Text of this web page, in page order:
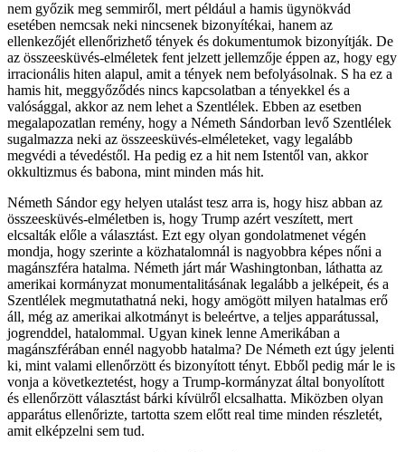
nem győzik meg semmiről, mert például a hamis ügynökvád
esetében nemcsak neki nincsenek bizonyítékai, hanem az
ellenkezőjét ellenőrizhető tények és dokumentumok bizonyítják. De
az összeesküvés-elméletek fent jelzett jellemzője éppen az, hogy egy
irracionális hiten alapul, amit a tények nem befolyásolnak. S ha ez a
hamis hit, meggyőződés nincs kapcsolatban a tényekkel és a
valósággal, akkor az nem lehet a Szentlélek. Ebben az esetben
megalapozatlan remény, hogy a Németh Sándorban levő Szentlélek
sugalmazza neki az összeesküvés-elméleteket, vagy legalább
megvédi a tévedéstől. Ha pedig ez a hit nem Istentől van, akkor
okkultizmus és babona, mint minden más hit.
Németh Sándor egy helyen utalást tesz arra is, hogy hisz abban az
összeesküvés-elméletben is, hogy Trump azért veszített, mert
elcsalták előle a választást. Ezt egy olyan gondolatmenet végén
mondja, hogy szerinte a közhatalomnál is nagyobbra képes nőni a
magánszféra hatalma. Németh járt már Washingtonban, láthatta az
amerikai kormányzat monumentalitásának legalább a jelképeit, és a
Szentlélek megmutathatná neki, hogy amögött milyen hatalmas erő
áll, még az amerikai alkotmányt is beleértve, a teljes apparátussal,
jogrenddel, hatalommal. Ugyan kinek lenne Amerikában a
magánszférában ennél nagyobb hatalma? De Németh ezt úgy jelenti
ki, mint valami ellenőrzött és bizonyított tényt. Ebből pedig már le is
vonja a következtetést, hogy a Trump-kormányzat által bonyolított
és ellenőrzött választást bárki kívülről elcsalhatta. Miközben olyan
apparátus ellenőrizte, tartotta szem előtt real time minden részletét,
amit elképzelni sem tud.